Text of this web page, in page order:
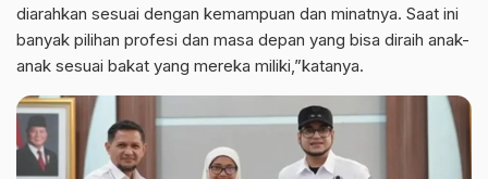
diarahkan sesuai dengan kemampuan dan minatnya. Saat ini
banyak pilihan profesi dan masa depan yang bisa diraih anak-
anak sesuai bakat yang mereka miliki,”katanya.